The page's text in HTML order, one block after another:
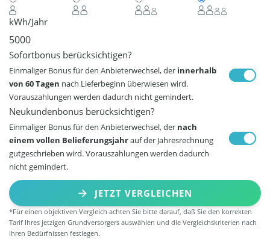
kWh/Jahr
Sofortbonus berücksichtigen?
Einmaliger Bonus für den Anbieterwechsel, der innerhalb
von 60 Tagen nach Lieferbeginn überwiesen wird.
Vorauszahlungen werden dadurch nicht gemindert.
Neukundenbonus berücksichtigen?
Einmaliger Bonus für den Anbieterwechsel, der nach
einem vollen Belieferungsjahrauf der Jahresrechnung
gutgeschrieben wird. Vorauszahlungen werden dadurch
nicht gemindert.
JETZT VERGLEICHEN
*Für einen objektiven Vergleich achten Sie bitte darauf, daß Sie den korrekten
Tarif Ihres jetzigen Grundversorgers auswählen und die Vergleichskriterien nach
Ihren Bedürfnissen festlegen.